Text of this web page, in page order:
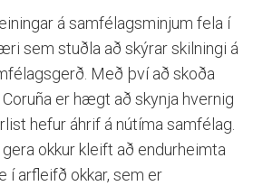
á samfélagsminjum fela í
sem stuðla að skýrar skilningi á
Með því að skoða
er hægt að skynja hvernig
hefur áhrif á nútíma samfélag.
okkur kleift að endurheimta
í arfleifð okkar, sem er